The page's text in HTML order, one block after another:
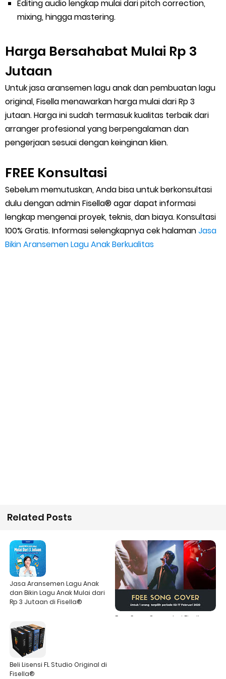
Editing audio lengkap mulai dari pitch correction,
mixing, hingga mastering.
Harga Bersahabat Mulai Rp 3
Jutaan
Untuk jasa aransemen lagu anak dan pembuatan lagu
original, Fisella menawarkan harga mulai dari Rp 3
jutaan. Harga ini sudah termasuk kualitas terbaik dari
arranger profesional yang berpengalaman dan
pengerjaan sesuai dengan keinginan klien.
FREE Konsultasi
Sebelum memutuskan, Anda bisa untuk berkonsultasi
dulu dengan admin Fisella® agar dapat informasi
lengkap mengenai proyek, teknis, dan biaya. Konsultasi
100% Gratis. Informasi selengkapnya cek halamanJasa
Bikin Aransemen Lagu Anak Berkualitas
Related Posts
Jasa Aransemen Lagu Anak
dan Bikin Lagu Anak Mulai dari
Rp 3 Jutaan di Fisella®
Free Song Cover dari Fisella
Beli Lisensi FL Studio Original di
Fisella®